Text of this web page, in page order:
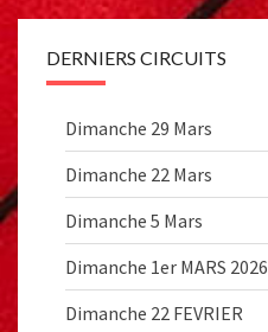
DERNIERS CIRCUITS
Dimanche 29 Mars
Dimanche 22 Mars
Dimanche 5 Mars
Dimanche 1er MARS 2026
Dimanche 22 FEVRIER